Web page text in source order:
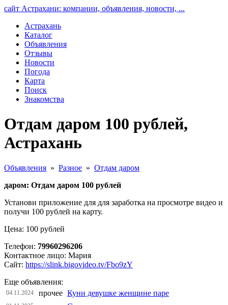
сайт Астрахани: компании, объявления, новости, ...
Астрахань
Каталог
Объявления
Отзывы
Новости
Погода
Карта
Поиск
Знакомства
Отдам даром 100 рублей,
Астрахань
Объявления » Разное » Отдам даром
даром: Отдам даром 100 рублей
Установи приложение для для заработка на просмотре видео и
получи 100 рублей на карту.
Цена: 100 рублей
Телефон: 79960296206
Контактное лицо: Мария
Сайт: https://slink.bigovideo.tv/Fbo9zY
Еще объявления:
04.11.2024 прочее Куни девушке женщине паре